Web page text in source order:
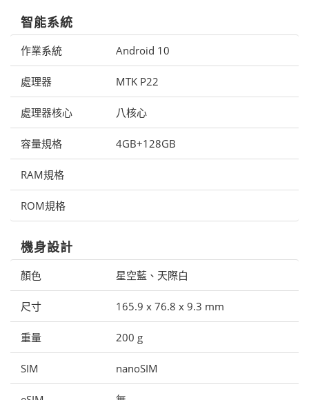
智能系統
作業系統 Android 10
處理器 MTK P22
處理器核心 八核心
容量規格 4GB+128GB
RAM規格
ROM規格
機身設計
顏色 星空藍、天際白
尺寸 165.9 x 76.8 x 9.3 mm
重量 200 g
SIM nanoSIM